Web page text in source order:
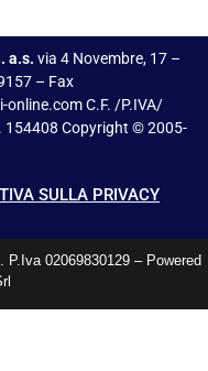
a.s. via 4 Novembre, 17 –
– Fax
C.F. /P.IVA/
154408 Copyright © 2005-
SULLA PRIVACY
02069830129 – Powered